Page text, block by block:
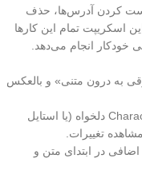
کردن آدرس‌ها، حذف
اسکریپت تمام این کارها
خودکار انجام می‌دهد.
به درون متنی» و بالعکس
🎨 استایل‌دهی خودکار: امکان اعمال Character Style دلخواه (یا استایل
تغییرات.
در ابتدای متن و